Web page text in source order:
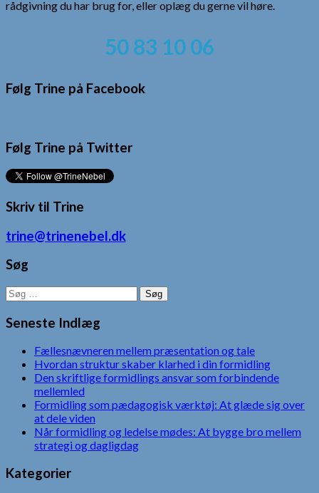
rådgivning du har brug for, eller oplæg du gerne vil høre.
50 83 10 06
Følg Trine på Facebook
Følg Trine på Twitter
Skriv til Trine
trine@trinenebel.dk
Søg
Søg
efter:
Seneste Indlæg
Fællesnævneren mellem præsentation og tale
Hvordan struktur skaber klarhed i din formidling
Den skriftlige formidlings ansvar som forbindende
mellemled
Formidling som pædagogisk værktøj: At glæde sig over
at dele viden
Når formidling og ledelse mødes: At bygge bro mellem
strategi og dagligdag
Kategorier